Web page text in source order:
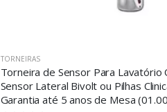
TORNEIRAS
Torneira de Sensor Para Lavatório
Sensor Lateral Bivolt ou Pilhas
Garantia até 5 anos de Mesa